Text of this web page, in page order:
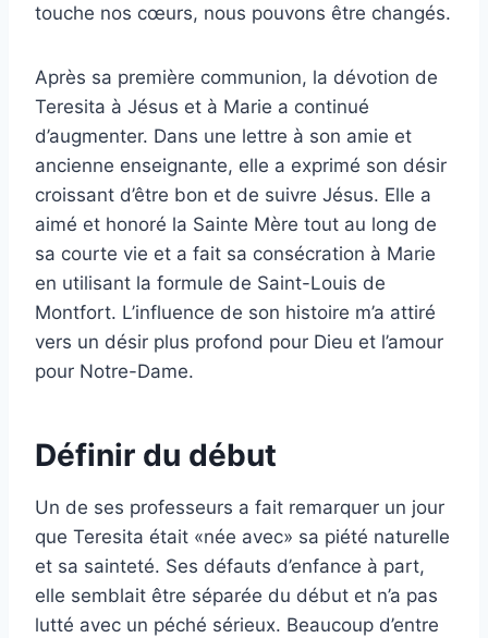
touche nos cœurs, nous pouvons être changés.
Après sa première communion, la dévotion de
Teresita à Jésus et à Marie a continué
d’augmenter. Dans une lettre à son amie et
ancienne enseignante, elle a exprimé son désir
croissant d’être bon et de suivre Jésus. Elle a
aimé et honoré la Sainte Mère tout au long de
sa courte vie et a fait sa consécration à Marie
en utilisant la formule de Saint-Louis de
Montfort. L’influence de son histoire m’a attiré
vers un désir plus profond pour Dieu et l’amour
pour Notre-Dame.
Définir du début
Un de ses professeurs a fait remarquer un jour
que Teresita était «née avec» sa piété naturelle
et sa sainteté. Ses défauts d’enfance à part,
elle semblait être séparée du début et n’a pas
lutté avec un péché sérieux. Beaucoup d’entre